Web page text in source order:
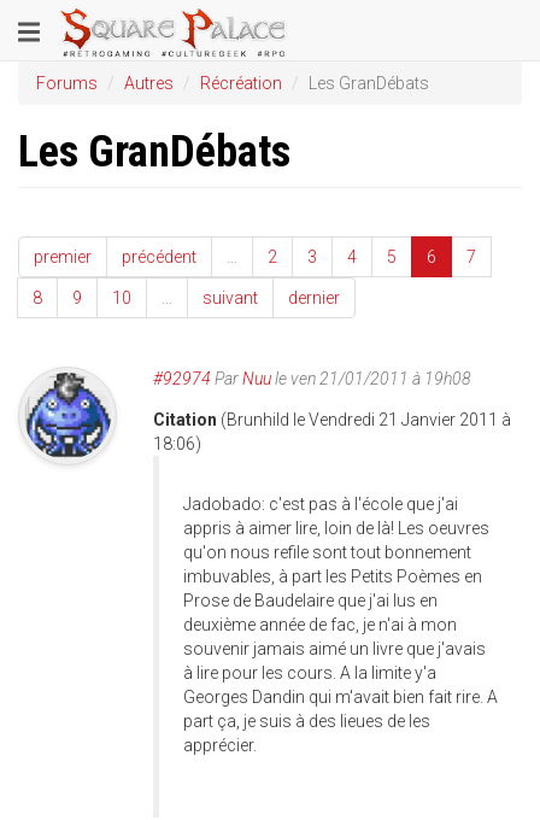
au
contenu
principal
Toggle
navigation
Forums Autres Récréation Les GranDébats
Les GranDébats
premier précédent 2 3 4 5 6 7
8 9 10 suivant dernier
#92974 ParNuule ven 21/01/2011 à 19h08
Citation (Brunhild le Vendredi 21 Janvier 2011 à
18:06)
Jadobado: c'est pas à l'école que j'ai
appris à aimer lire, loin de là! Les oeuvres
qu'on nous refile sont tout bonnement
imbuvables, à part les Petits Poèmes en
Prose de Baudelaire que j'ai lus en
deuxième année de fac, je n'ai à mon
souvenir jamais aimé un livre que j'avais
à lire pour les cours. A la limite y'a
Georges Dandin qui m'avait bien fait rire. A
part ça, je suis à des lieues de les
apprécier.